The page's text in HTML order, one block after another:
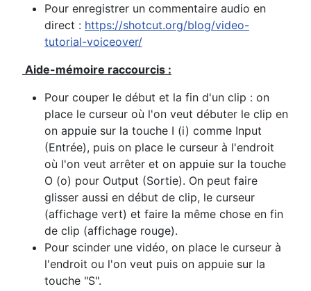
Pour enregistrer un commentaire audio en
direct : https://shotcut.org/blog/video-
tutorial-voiceover/
Aide-mémoire raccourcis :
Pour couper le début et la fin d'un clip : on
place le curseur où l'on veut débuter le clip en
on appuie sur la touche I (i) comme Input
(Entrée), puis on place le curseur à l'endroit
où l'on veut arrêter et on appuie sur la touche
O (o) pour Output (Sortie). On peut faire
glisser aussi en début de clip, le curseur
(affichage vert) et faire la même chose en fin
de clip (affichage rouge).
Pour scinder une vidéo, on place le curseur à
l'endroit ou l'on veut puis on appuie sur la
touche "S".